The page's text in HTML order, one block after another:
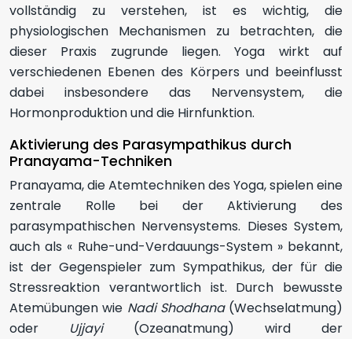
vollständig zu verstehen, ist es wichtig, die
physiologischen Mechanismen zu betrachten, die
dieser Praxis zugrunde liegen. Yoga wirkt auf
verschiedenen Ebenen des Körpers und beeinflusst
dabei insbesondere das Nervensystem, die
Hormonproduktion und die Hirnfunktion.
Aktivierung des Parasympathikus durch
Pranayama-Techniken
Pranayama, die Atemtechniken des Yoga, spielen eine
zentrale Rolle bei der Aktivierung des
parasympathischen Nervensystems. Dieses System,
auch als « Ruhe-und-Verdauungs-System » bekannt,
ist der Gegenspieler zum Sympathikus, der für die
Stressreaktion verantwortlich ist. Durch bewusste
Atemübungen wie Nadi Shodhana (Wechselatmung)
oder Ujjayi (Ozeanatmung) wird der